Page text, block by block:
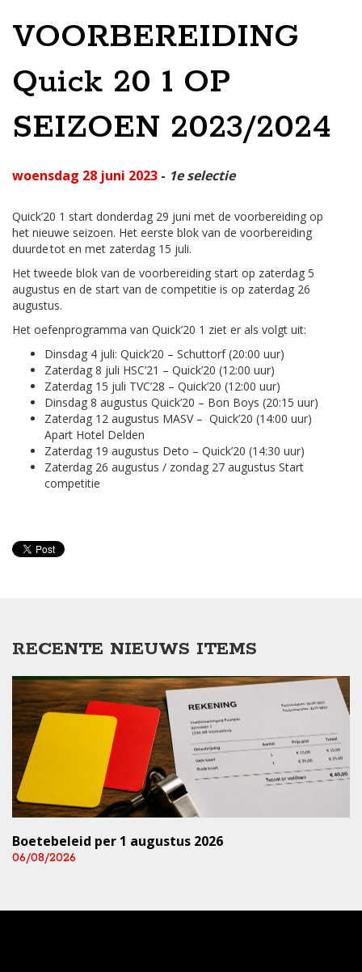
VOORBEREIDING
Quick 20 1 OP
SEIZOEN 2023/2024
woensdag 28 juni 2023 - 1e selectie
Quick’20 1 start donderdag 29 juni met de voorbereiding op
het nieuwe seizoen. Het eerste blok van de voorbereiding
duurde tot en met zaterdag 15 juli.
Het tweede blok van de voorbereiding start op zaterdag 5
augustus en de start van de competitie is op zaterdag 26
augustus.
Het oefenprogramma van Quick’20 1 ziet er als volgt uit:
Dinsdag 4 juli: Quick’20 – Schuttorf (20:00 uur)
Zaterdag 8 juli HSC’21 – Quick’20 (12:00 uur)
Zaterdag 15 juli TVC’28 – Quick’20 (12:00 uur)
Dinsdag 8 augustus Quick’20 – Bon Boys (20:15 uur)
Zaterdag 12 augustus MASV – Quick’20 (14:00 uur)
Apart Hotel Delden
Zaterdag 19 augustus Deto – Quick’20 (14:30 uur)
Zaterdag 26 augustus / zondag 27 augustus Start
competitie
RECENTE NIEUWS ITEMS
Boetebeleid per 1 augustus 2026
06/08/2026